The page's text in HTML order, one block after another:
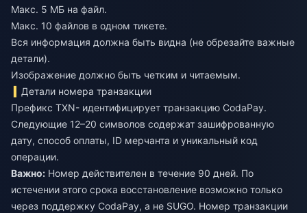
Макс. 5 МБ на файл.
Макс. 10 файлов в одном тикете.
Вся информация должна быть видна (не обрезайте важные
детали).
Изображение должно быть четким и читаемым.
Детали номера транзакции
Префикс TXN- идентифицирует транзакцию CodaPay.
Следующие 12–20 символов содержат зашифрованную
дату, способ оплаты, ID мерчанта и уникальный код
операции.
Важно: Номер действителен в течение 90 дней. По
истечении этого срока восстановление возможно только
через поддержку CodaPay, а не SUGO. Номер транзакции